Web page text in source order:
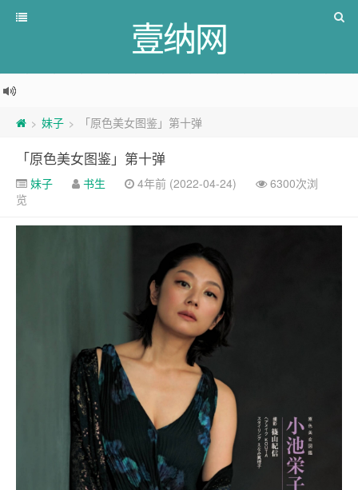
壹纳网
> 妹子 > 「原色美女图鉴」第十弹
「原色美女图鉴」第十弹
妹子 书生 4年前 (2022-04-24)
6300次浏
览